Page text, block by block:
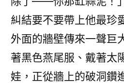
糾結要不要帶上他最珍
外面的牆壁傳來一聲巨
著黑色燕尾服、戴著太
娃，正從牆上的破洞鑽